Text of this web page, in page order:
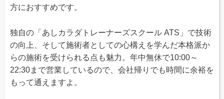
方におすすめです。
独自の「あしカラダトレーナーズスクール ATS」で技術
の向上、そして施術者としての心構えを学んだ本格派か
らの施術を受けられる点も魅力。年中無休で10:00～
22:30まで営業しているので、会社帰りでも時間に余裕を
もって通えますよ。